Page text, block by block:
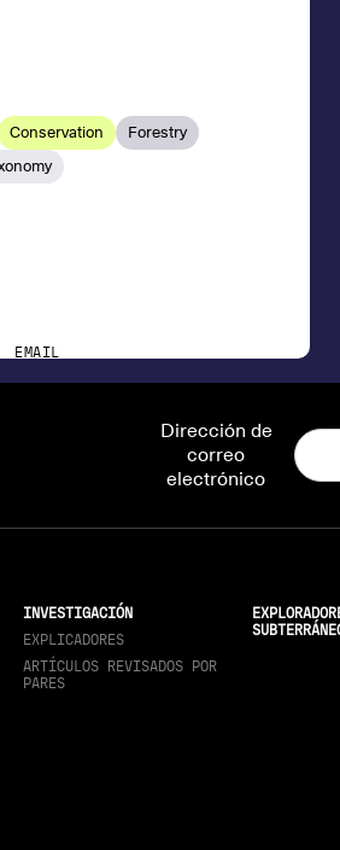
Conservation
Forestry
EMAIL
mustafayev.i.m@botany.uz
Dirección de
correo
electrónico
INVESTIGACIÓN
EXPLICADORES
ARTÍCULOS REVISADOS POR
PARES